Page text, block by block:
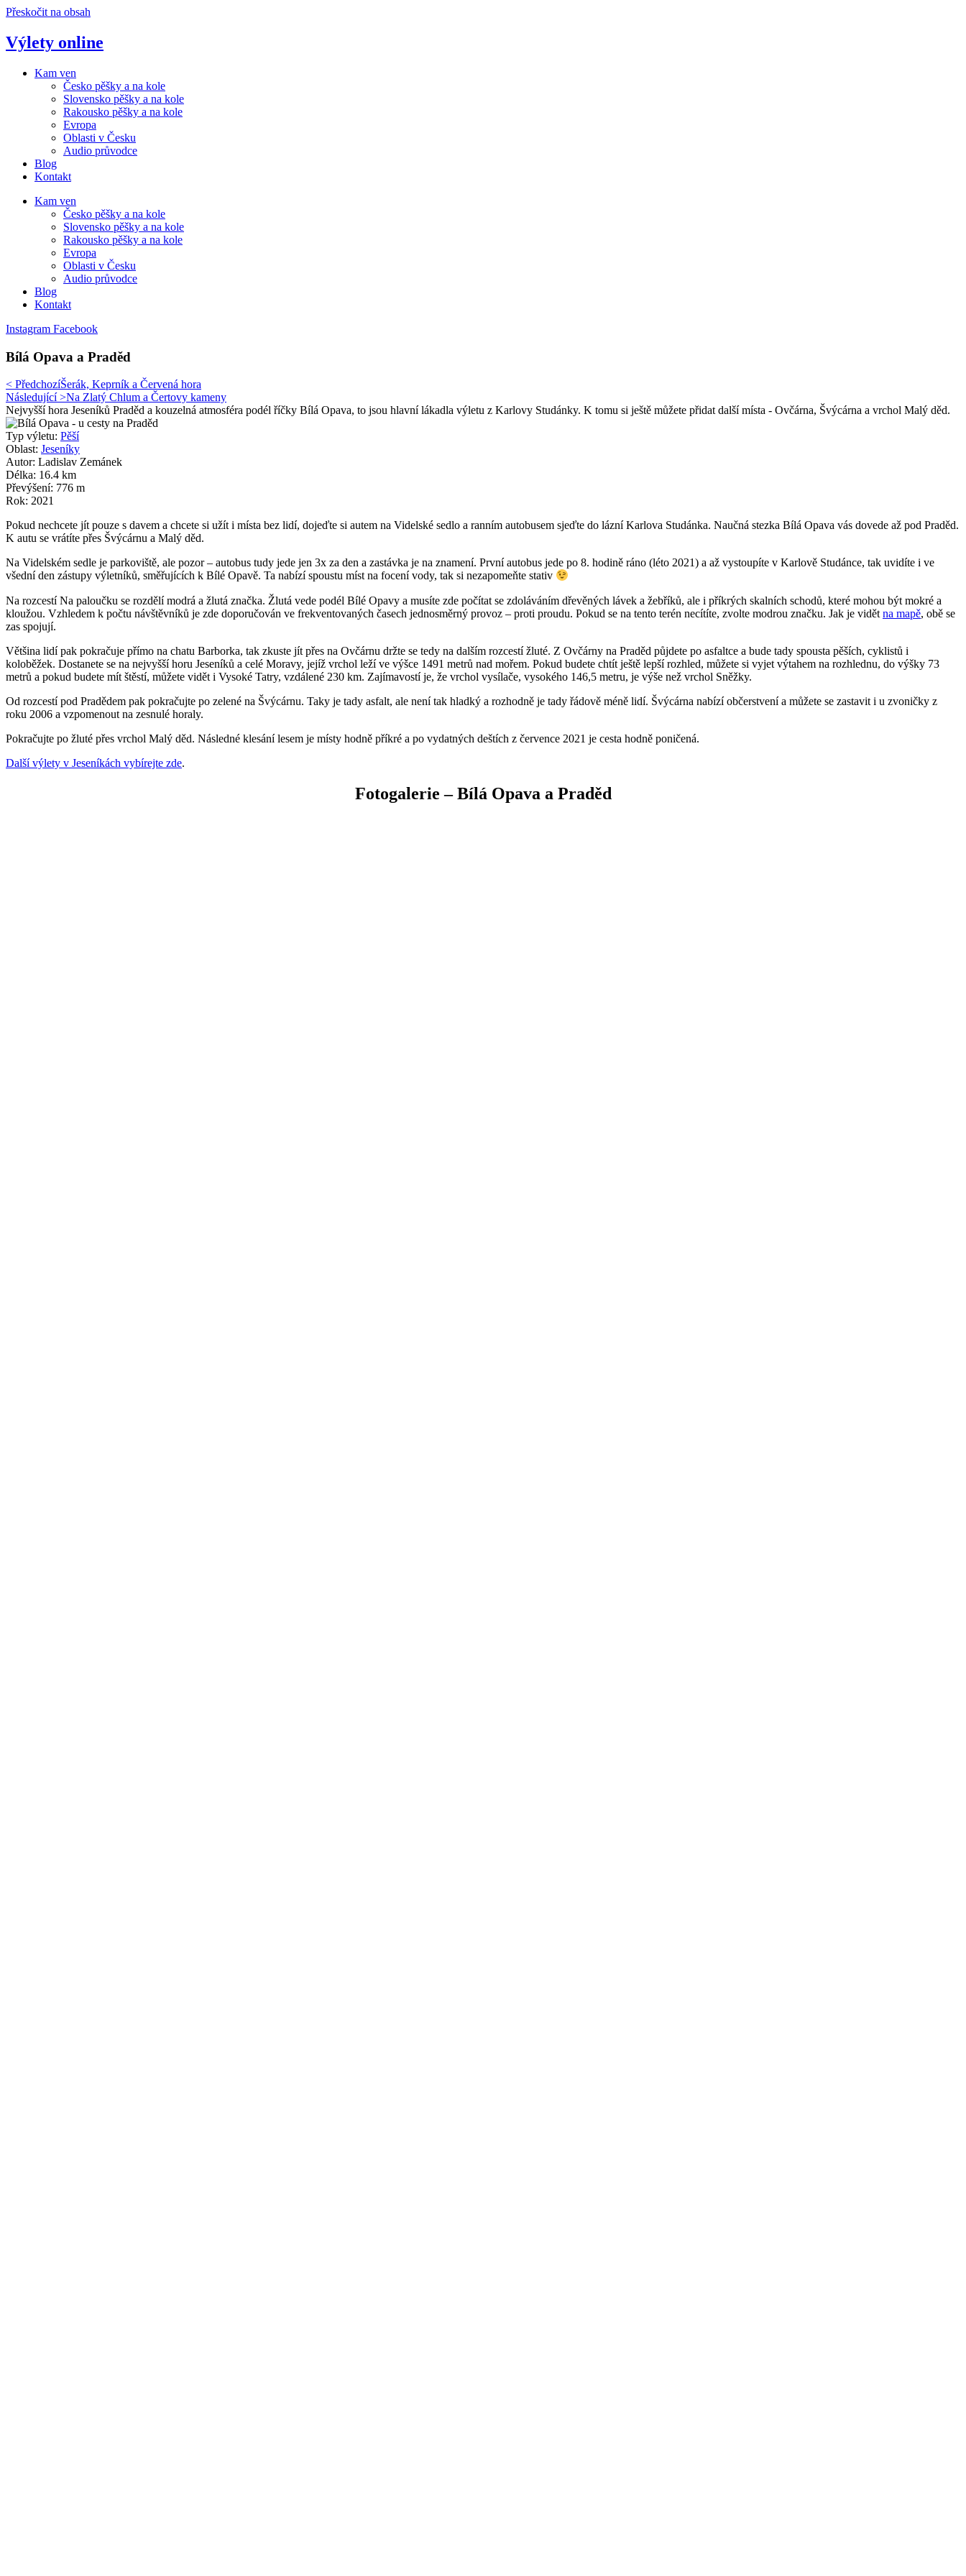
Přeskočit na obsah
Výlety online
Kam ven
Česko pěšky a na kole
Slovensko pěšky a na kole
Rakousko pěšky a na kole
Evropa
Oblasti v Česku
Audio průvodce
Blog
Kontakt
Kam ven
Česko pěšky a na kole
Slovensko pěšky a na kole
Rakousko pěšky a na kole
Evropa
Oblasti v Česku
Audio průvodce
Blog
Kontakt
Instagram Facebook
Bílá Opava a Praděd
< PředchozíŠerák, Keprník a Červená hora
Následující >Na Zlatý Chlum a Čertovy kameny
Nejvyšší hora Jeseníků Praděd a kouzelná atmosféra podél říčky Bílá Opava, to jsou hlavní lákadla výletu z Karlovy Studánky. K tomu si ještě můžete přidat další místa - Ovčárna, Švýcárna a vrchol Malý děd.
Typ výletu: Pěší
Oblast: Jeseníky
Autor: Ladislav Zemánek
Délka: 16.4 km
Převýšení: 776 m
Rok: 2021
Pokud nechcete jít pouze s davem a chcete si užít i místa bez lidí, dojeďte si autem na Videlské sedlo a ranním autobusem sjeďte do lázní Karlova Studánka. Naučná stezka Bílá Opava vás dovede až pod Praděd.
K autu se vrátíte přes Švýcárnu a Malý děd.
Na Videlském sedle je parkoviště, ale pozor – autobus tudy jede jen 3x za den a zastávka je na znamení. První autobus jede po 8. hodině ráno (léto 2021) a až vystoupíte v Karlově Studánce, tak uvidíte i ve
všední den zástupy výletníků, směřujících k Bílé Opavě. Ta nabízí spoustu míst na focení vody, tak si nezapomeňte stativ
Na rozcestí Na paloučku se rozdělí modrá a žlutá značka. Žlutá vede podél Bílé Opavy a musíte zde počítat se zdoláváním dřevěných lávek a žebříků, ale i příkrých skalních schodů, které mohou být mokré a
kloužou. Vzhledem k počtu návštěvníků je zde doporučován ve frekventovaných časech jednosměrný provoz – proti proudu. Pokud se na tento terén necítíte, zvolte modrou značku. Jak je vidět na mapě, obě se
zas spojují.
Většina lidí pak pokračuje přímo na chatu Barborka, tak zkuste jít přes na Ovčárnu držte se tedy na dalším rozcestí žluté. Z Ovčárny na Praděd půjdete po asfaltce a bude tady spousta pěších, cyklistů i
koloběžek. Dostanete se na nejvyšší horu Jeseníků a celé Moravy, jejíž vrchol leží ve výšce 1491 metrů nad mořem. Pokud budete chtít ještě lepší rozhled, můžete si vyjet výtahem na rozhlednu, do výšky 73
metrů a pokud budete mít štěstí, můžete vidět i Vysoké Tatry, vzdálené 230 km. Zajímavostí je, že vrchol vysílače, vysokého 146,5 metru, je výše než vrchol Sněžky.
Od rozcestí pod Pradědem pak pokračujte po zelené na Švýcárnu. Taky je tady asfalt, ale není tak hladký a rozhodně je tady řádově méně lidí. Švýcárna nabízí občerstvení a můžete se zastavit i u zvoničky z
roku 2006 a vzpomenout na zesnulé horaly.
Pokračujte po žluté přes vrchol Malý děd. Následné klesání lesem je místy hodně příkré a po vydatných deštích z července 2021 je cesta hodně poničená.
Další výlety v Jeseníkách vybírejte zde.
Fotogalerie – Bílá Opava a Praděd